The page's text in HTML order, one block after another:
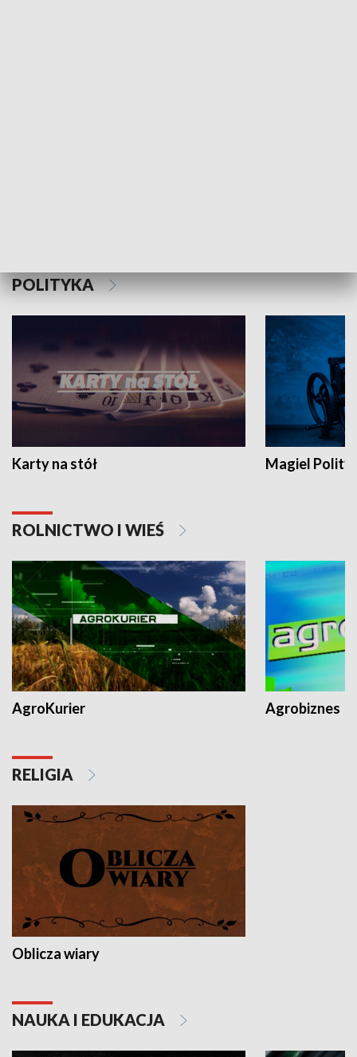
POLITYKA
Karty na stół Magiel
ROLNICTWO I WIEŚ
AgroKurier Agrobiznes
RELIGIA
Oblicza wiary
NAUKA I EDUKACJA